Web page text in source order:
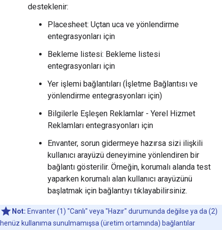
desteklenir:
Placesheet: Uçtan uca ve yönlendirme
entegrasyonları için
Bekleme listesi: Bekleme listesi
entegrasyonları için
Yer işlemi bağlantıları (İşletme Bağlantısı ve
yönlendirme entegrasyonları için)
Bilgilerle Eşleşen Reklamlar - Yerel Hizmet
Reklamları entegrasyonları için
Envanter, sorun gidermeye hazırsa sizi ilişkili
kullanıcı arayüzü deneyimine yönlendiren bir
bağlantı gösterilir. Örneğin, korumalı alanda test
yaparken korumalı alan kullanıcı arayüzünü
başlatmak için bağlantıyı tıklayabilirsiniz.
Not: Envanter (1) "Canlı" veya "Hazır" durumunda değilse ya da (2)
henüz kullanıma sunulmamışsa (üretim ortamında) bağlantılar